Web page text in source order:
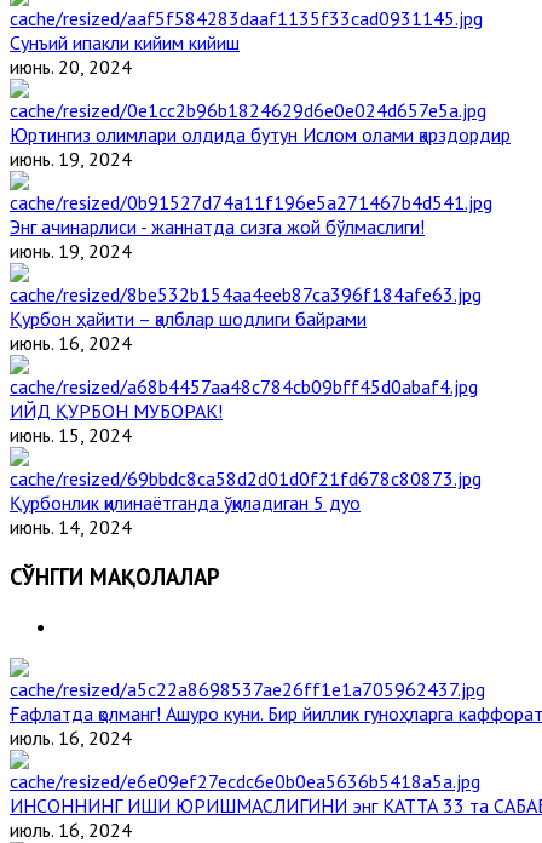
Сунъий ипакли кийим кийиш
июнь. 20, 2024
Юртингиз олимлари олдида бутун Ислом олами қарздордир
июнь. 19, 2024
Энг ачинарлиси - жаннатда сизга жой бўлмаслиги!
июнь. 19, 2024
Қурбон ҳайити – қалблар шодлиги байрами
июнь. 16, 2024
ИЙД ҚУРБОН МУБОРАК!
июнь. 15, 2024
Қурбонлик қилинаётганда ўқиладиган 5 дуо
июнь. 14, 2024
СЎНГГИ МАҚОЛАЛАР
Ғафлатда қолманг! Ашуро куни. Бир йиллик гуноҳларга
июль. 16, 2024
ИНСОННИНГ ИШИ ЮРИШМАСЛИГИНИ энг КАТТА 33 та
июль. 16, 2024